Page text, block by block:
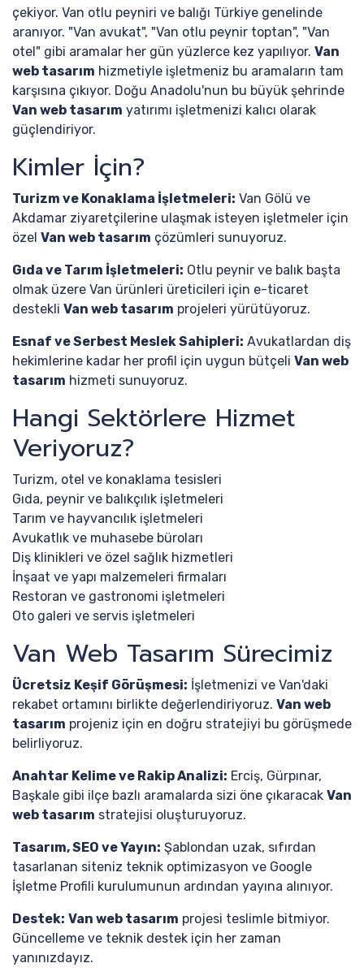
çekiyor. Van otlu peyniri ve balığı Türkiye genelinde
aranıyor. "Van avukat", "Van otlu peynir toptan", "Van
otel" gibi aramalar her gün yüzlerce kez yapılıyor. Van
web tasarım hizmetiyle işletmeniz bu aramaların tam
karşısına çıkıyor. Doğu Anadolu'nun bu büyük şehrinde
Van web tasarım yatırımı işletmenizi kalıcı olarak
güçlendiriyor.
Kimler İçin?
Turizm ve Konaklama İşletmeleri: Van Gölü ve
Akdamar ziyaretçilerine ulaşmak isteyen işletmeler için
özel Van web tasarım çözümleri sunuyoruz.
Gıda ve Tarım İşletmeleri: Otlu peynir ve balık başta
olmak üzere Van ürünleri üreticileri için e-ticaret
destekli Van web tasarım projeleri yürütüyoruz.
Esnaf ve Serbest Meslek Sahipleri: Avukatlardan diş
hekimlerine kadar her profil için uygun bütçeli Van web
tasarım hizmeti sunuyoruz.
Hangi Sektörlere Hizmet
Veriyoruz?
Turizm, otel ve konaklama tesisleri
Gıda, peynir ve balıkçılık işletmeleri
Tarım ve hayvancılık işletmeleri
Avukatlık ve muhasebe büroları
Diş klinikleri ve özel sağlık hizmetleri
İnşaat ve yapı malzemeleri firmaları
Restoran ve gastronomi işletmeleri
Oto galeri ve servis işletmeleri
Van Web Tasarım Sürecimiz
Ücretsiz Keşif Görüşmesi: İşletmenizi ve Van'daki
rekabet ortamını birlikte değerlendiriyoruz. Van web
tasarım projeniz için en doğru stratejiyi bu görüşmede
belirliyoruz.
Anahtar Kelime ve Rakip Analizi: Erciş, Gürpınar,
Başkale gibi ilçe bazlı aramalarda sizi öne çıkaracak Van
web tasarım stratejisi oluşturuyoruz.
Tasarım, SEO ve Yayın: Şablondan uzak, sıfırdan
tasarlanan siteniz teknik optimizasyon ve Google
İşletme Profili kurulumunun ardından yayına alınıyor.
Destek: Van web tasarım projesi teslimle bitmiyor.
Güncelleme ve teknik destek için her zaman
yanınızdayız.